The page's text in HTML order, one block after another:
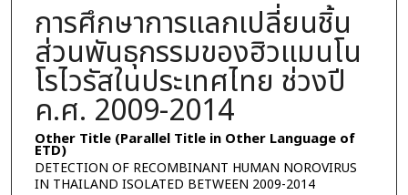
การศึกษาการแลกเปลี่ยนชิ้น
ส่วนพันธุกรรมของฮิวแมนโน
โรไวรัสในประเทศไทย ช่วงปี
ค.ศ. 2009-2014
Other Title (Parallel Title in Other Language of
ETD)
DETECTION OF RECOMBINANT HUMAN NOROVIRUS
IN THAILAND ISOLATED BETWEEN 2009-2014